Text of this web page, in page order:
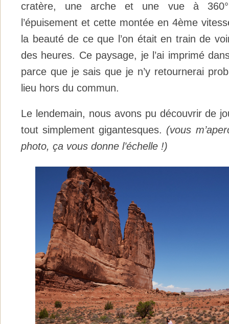
cratère, une arche et une vue à
l’épuisement et cette montée en 4ème
la beauté de ce que l’on était en train de
des heures. Ce paysage, je l’ai imprimé
parce que je sais que je n’y retournerai
lieu hors du commun.
Le lendemain, nous avons pu découvrir de
tout simplement gigantesques. (vous
photo, ça vous donne l’échelle !)